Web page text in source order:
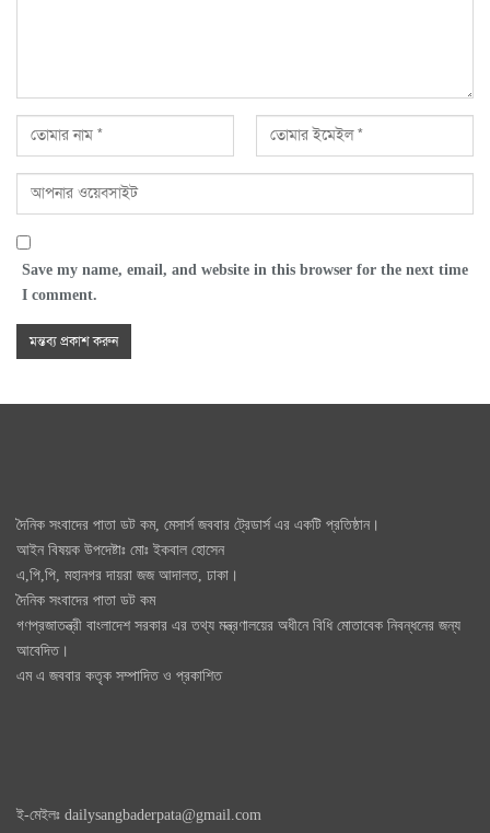
Save my name, email, and website in this browser for the next time
I comment.
দৈনিক সংবাদের পাতা ডট কম, মেসার্স জববার ট্রেডার্স এর একটি প্রতিষ্ঠান।
আইন বিষয়ক উপদেষ্টাঃ মোঃ ইকবাল হোসেন
এ,পি,পি, মহানগর দায়রা জজ আদালত, ঢাকা।
দৈনিক সংবাদের পাতা ডট কম
গণপ্রজাতন্ত্রী বাংলাদেশ সরকার এর তথ্য মন্ত্রণালয়ের অধীনে বিধি মোতাবেক নিবন্ধনের জন্য
আবেদিত।
এম এ জববার কতৃক সম্পাদিত ও প্রকাশিত
ই-মেইলঃ dailysangbaderpata@gmail.com